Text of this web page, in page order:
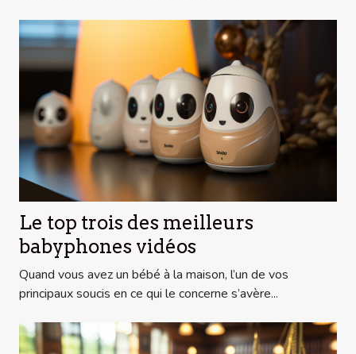
Le top trois des meilleurs
babyphones vidéos
Quand vous avez un bébé à la maison, l’un de vos
principaux soucis en ce qui le concerne s’avère...